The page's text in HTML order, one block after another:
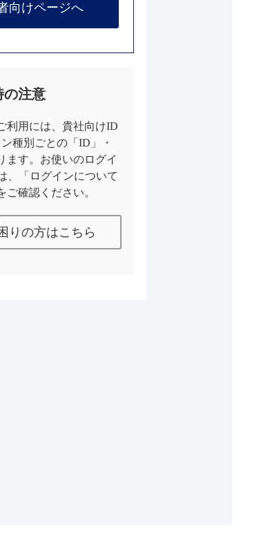
向けページへ
の注意
利用には、貴社向けID
種別ごとの「ID」・
ます。お使いのログイ
、「ログインについて
ご確認ください。
りの方はこちら